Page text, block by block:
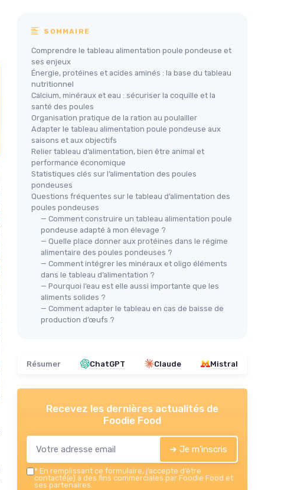
SOMMAIRE
Comprendre le tableau alimentation poule pondeuse et
ses enjeux
Énergie, protéines et acides aminés : la base du tableau
nutritionnel
Calcium, minéraux et eau : sécuriser la coquille et la
santé des poules
Organisation pratique de la ration au poulailler
Adapter le tableau alimentation poule pondeuse aux
saisons et aux objectifs
Relier tableau d’alimentation, bien être animal et
performance économique
Statistiques clés sur l’alimentation des poules
pondeuses
Questions fréquentes sur le tableau d’alimentation des
poules pondeuses
— Comment construire un tableau alimentation poule
pondeuse adapté à mon élevage ?
— Quelle place donner aux protéines dans le régime
alimentaire des poules pondeuses ?
— Comment intégrer les minéraux et oligo éléments
dans le tableau d’alimentation ?
— Pourquoi l’eau est elle aussi importante que les
aliments solides ?
— Comment adapter le tableau en cas de baisse de
production d’œufs ?
Résumer ChatGPT Claude Mistral
Recevez les dernières actualités de
Foodie Food
➔ Je m'inscris
* En remplissant ce formulaire, j’accepte d’être
contacté(e) à des fins commerciales par Foodie Food et
ses partenaires.